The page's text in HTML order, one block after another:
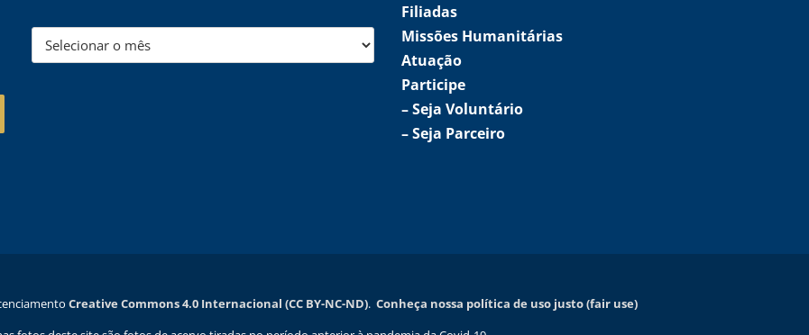
Filiadas
Missões Humanitárias
Atuação
Participe
–Seja Voluntário
–Seja Parceiro
Creative Commons 4.0 Internacional (CC BY-NC-ND). Conheça nossa política de uso justo (fair use)